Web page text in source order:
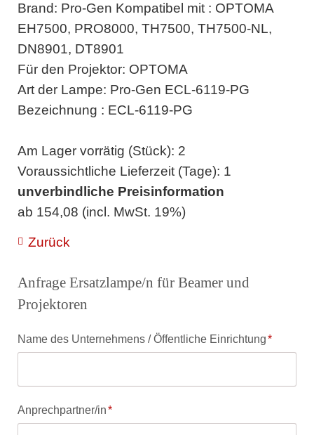
Brand: Pro-Gen Kompatibel mit : OPTOMA
EH7500, PRO8000, TH7500, TH7500-NL,
DN8901, DT8901
Für den Projektor: OPTOMA
Art der Lampe: Pro-Gen ECL-6119-PG
Bezeichnung : ECL-6119-PG
Am Lager vorrätig (Stück): 2
Voraussichtliche Lieferzeit (Tage): 1
unverbindliche Preisinformation
ab 154,08 (incl. MwSt. 19%)
Zurück
Anfrage Ersatzlampe/n für Beamer und
Projektoren
Pflichtfeld
Name des Unternehmens / Öffentliche Einrichtung*
Pflichtfeld
Anprechpartner/in*